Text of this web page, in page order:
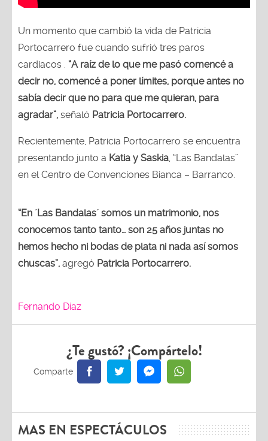
Un momento que cambió la vida de Patricia
Portocarrero fue cuando sufrió tres paros
cardiacos . “A raíz de lo que me pasó comencé a
decir no, comencé a poner límites, porque antes no
sabía decir que no para que me quieran, para
agradar”, señaló Patricia Portocarrero.
Recientemente, Patricia Portocarrero se encuentra
presentando junto a Katia y Saskia, “Las Bandalas”
en el Centro de Convenciones Bianca – Barranco.
“En ´Las Bandalas´ somos un matrimonio, nos
conocemos tanto tanto… son 25 años juntas no
hemos hecho ni bodas de plata ni nada así somos
chuscas”, agregó Patricia Portocarrero.
Fernando Díaz
¿Te gustó? ¡Compártelo!
MAS EN ESPECTÁCULOS